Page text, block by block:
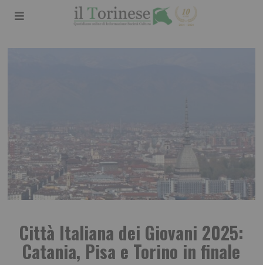
Città Italiana dei Giovani 2025:
Catania, Pisa e Torino in finale